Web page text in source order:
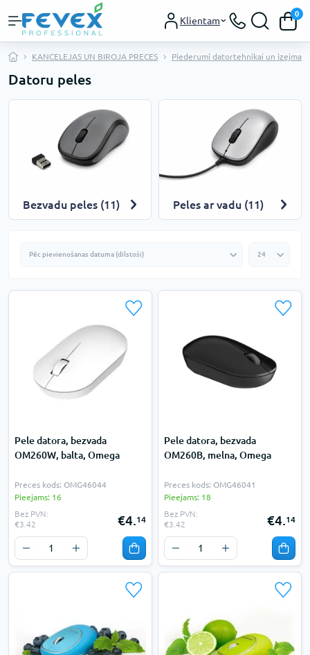
Klientam
0
KANCELEJAS UN BIROJA PRECES Piederumi datortehnikai un
Datoru peles
Bezvadu peles (11) Peles ar vadu (11)
Pele datora, bezvada
OM260W, balta, Omega
Preces kods: OMG46044
Pieejams: 16
Bez PVN:
€3.42
€4.14
Pele datora, bezvada
OM260B, melna, Omega
Preces kods: OMG46041
Pieejams: 18
Bez PVN:
€3.42
€4.14